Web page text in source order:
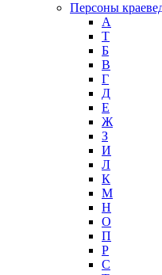
Персоны
А
T
Б
В
Г
Д
Е
Ж
З
И
Л
К
М
Н
О
П
Р
С